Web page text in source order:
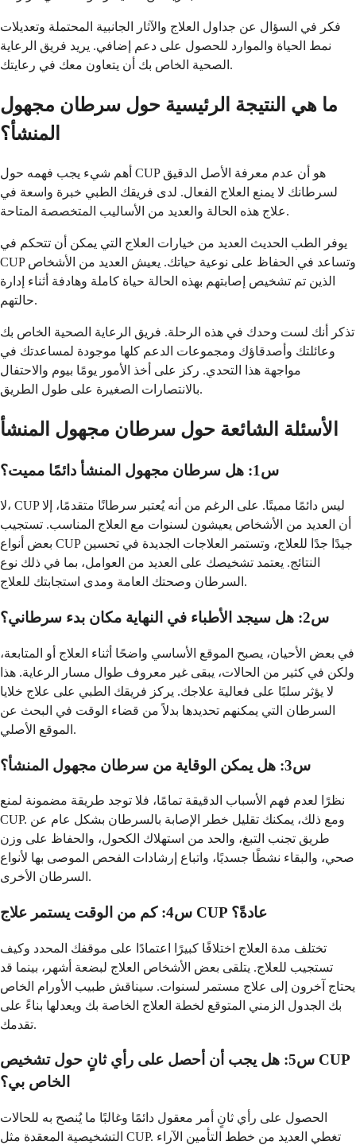
فكر في السؤال عن جداول العلاج والآثار الجانبية المحتملة وتعديلات
نمط الحياة والموارد للحصول على دعم إضافي. يريد فريق الرعاية
الصحية الخاص بك أن يتعاون معك في رعايتك.
ما هي النتيجة الرئيسية حول سرطان مجهول
المنشأ؟
أهم شيء يجب فهمه حول CUP هو أن عدم معرفة الأصل الدقيق
لسرطانك لا يمنع العلاج الفعال. لدى فريقك الطبي خبرة واسعة في
علاج هذه الحالة والعديد من الأساليب المتخصصة المتاحة.
يوفر الطب الحديث العديد من خيارات العلاج التي يمكن أن تتحكم في
CUP وتساعد في الحفاظ على نوعية حياتك. يعيش العديد من الأشخاص
الذين تم تشخيص إصابتهم بهذه الحالة حياة كاملة وهادفة أثناء إدارة
حالتهم.
تذكر أنك لست وحدك في هذه الرحلة. فريق الرعاية الصحية الخاص بك
وعائلتك وأصدقاؤك ومجموعات الدعم كلها موجودة لمساعدتك في
مواجهة هذا التحدي. ركز على أخذ الأمور يومًا بيوم والاحتفال
بالانتصارات الصغيرة على طول الطريق.
الأسئلة الشائعة حول سرطان مجهول المنشأ
س1: هل سرطان مجهول المنشأ دائمًا مميت؟
لا، CUP ليس دائمًا مميتًا. على الرغم من أنه يُعتبر سرطانًا متقدمًا، إلا
أن العديد من الأشخاص يعيشون لسنوات مع العلاج المناسب. تستجيب
بعض أنواع CUP جيدًا جدًا للعلاج، وتستمر العلاجات الجديدة في تحسين
النتائج. يعتمد تشخيصك على العديد من العوامل، بما في ذلك نوع
السرطان وصحتك العامة ومدى استجابتك للعلاج.
س2: هل سيجد الأطباء في النهاية مكان بدء سرطاني؟
في بعض الأحيان، يصبح الموقع الأساسي واضحًا أثناء العلاج أو المتابعة،
ولكن في كثير من الحالات، يبقى غير معروف طوال مسار الرعاية. هذا
لا يؤثر سلبًا على فعالية علاجك. يركز فريقك الطبي على علاج خلايا
السرطان التي يمكنهم تحديدها بدلاً من قضاء الوقت في البحث عن
الموقع الأصلي.
س3: هل يمكن الوقاية من سرطان مجهول المنشأ؟
نظرًا لعدم فهم الأسباب الدقيقة تمامًا، فلا توجد طريقة مضمونة لمنع
CUP. ومع ذلك، يمكنك تقليل خطر الإصابة بالسرطان بشكل عام عن
طريق تجنب التبغ، والحد من استهلاك الكحول، والحفاظ على وزن
صحي، والبقاء نشطًا جسديًا، واتباع إرشادات الفحص الموصى بها لأنواع
السرطان الأخرى.
س4: كم من الوقت يستمر علاج CUP عادةً؟
تختلف مدة العلاج اختلافًا كبيرًا اعتمادًا على موقفك المحدد وكيف
تستجيب للعلاج. يتلقى بعض الأشخاص العلاج لبضعة أشهر، بينما قد
يحتاج آخرون إلى علاج مستمر لسنوات. سيناقش طبيب الأورام الخاص
بك الجدول الزمني المتوقع لخطة العلاج الخاصة بك ويعدلها بناءً على
تقدمك.
س5: هل يجب أن أحصل على رأي ثانٍ حول تشخيص CUP
الخاص بي؟
الحصول على رأي ثانٍ أمر معقول دائمًا وغالبًا ما يُنصح به للحالات
التشخيصية المعقدة مثل CUP. تغطي العديد من خطط التأمين الآراء